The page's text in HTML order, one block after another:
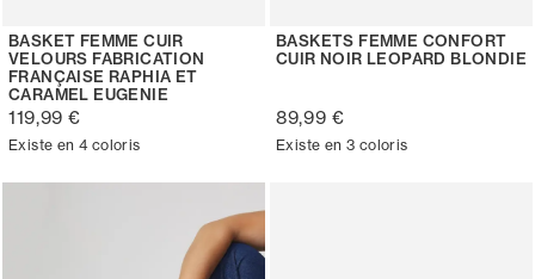
BASKET FEMME CUIR
VELOURS FABRICATION
FRANÇAISE RAPHIA ET
CARAMEL EUGENIE
119,99 €
Existe en 4 coloris
BASKETS FEMME CONFORT
CUIR NOIR LEOPARD BLONDIE
89,99 €
Existe en 3 coloris